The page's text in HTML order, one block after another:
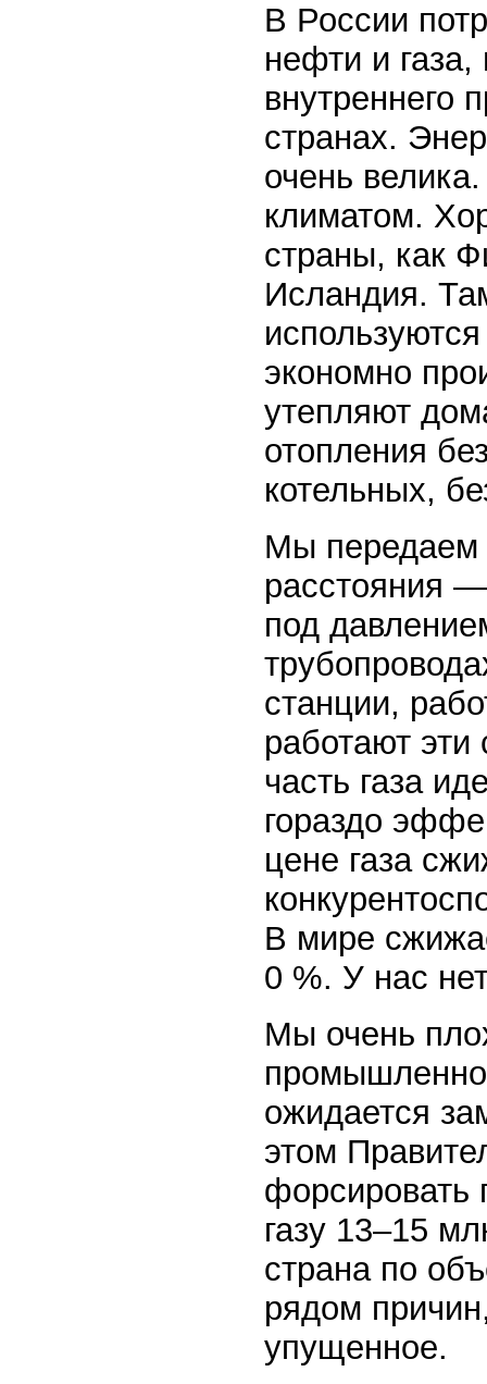
В России
нефти и газа,
внутреннего
странах.
очень
климатом.
страны, как
Исландия.
экономно
утепляют
отопления
котельных,
Мы передаем
расстояния
под
станции,
работают эти
часть газа
гораздо
цене газа
В мире
0 %. У нас
Мы очень
ожидается
этом
форсировать
газу 13–15
страна по
рядом
упущенное.